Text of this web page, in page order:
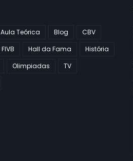
Aula Teórica Blog
CBV
FIVB Hall da Fama
História
Olimpiadas
TV